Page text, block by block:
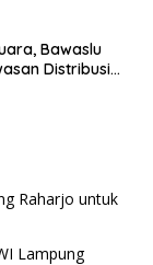
Bawaslu
Distribusi
Raharjo untuk
Lampung